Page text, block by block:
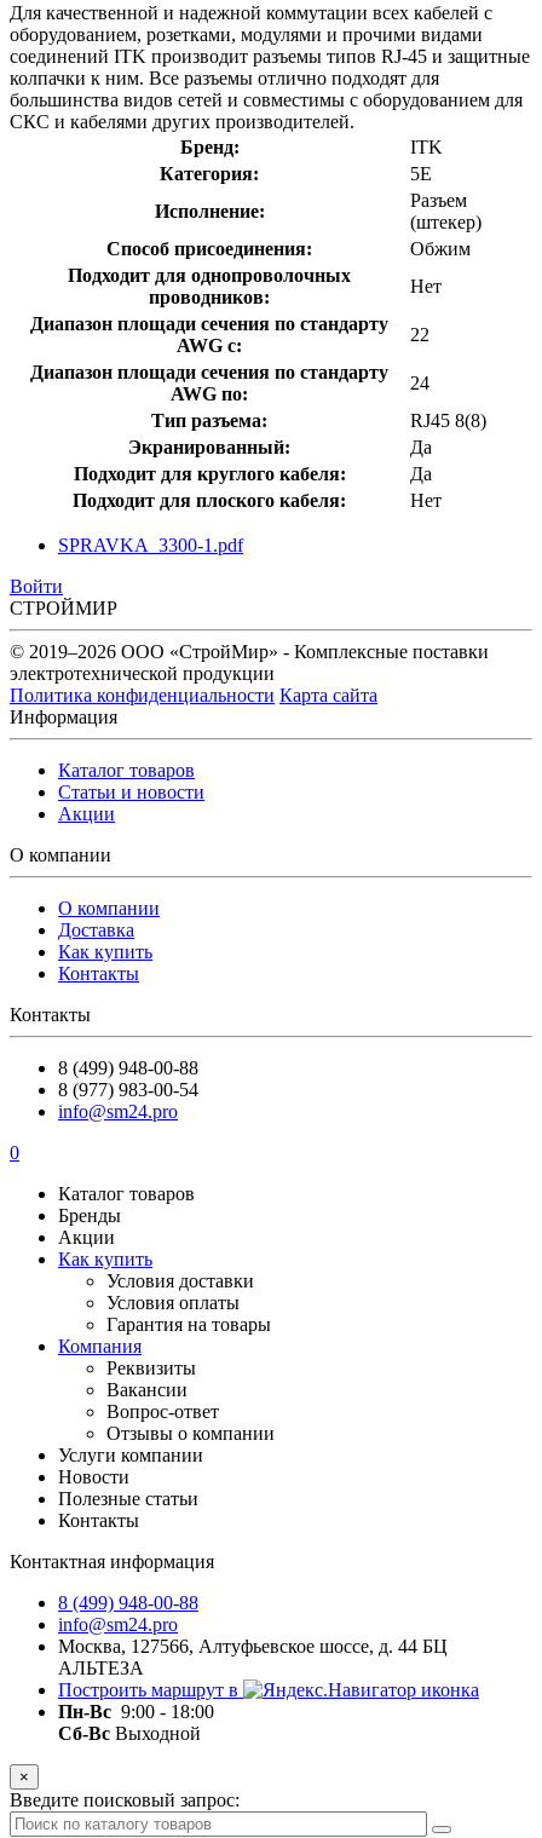
Для качественной и надежной коммутации всех кабелей с
оборудованием, розетками, модулями и прочими видами
соединений ITK производит разъемы типов RJ-45 и защитные
колпачки к ним. Все разъемы отлично подходят для
большинства видов сетей и совместимы с оборудованием для
СКС и кабелями других производителей.
Бренд:
ITK
Категория:
5E
Исполнение:
Разъем
(штекер)
Способ присоединения:
Обжим
Подходит для однопроволочных
проводников:
Нет
Диапазон площади сечения по стандарту
AWG с:
22
Диапазон площади сечения по стандарту
AWG по:
24
Тип разъема:
RJ45 8(8)
Экранированный:
Да
Подходит для круглого кабеля:
Да
Подходит для плоского кабеля:
Нет
SPRAVKA_3300-1.pdf
Войти
СТРОЙМИР
© 2019–2026 ООО «СтройМир» - Комплексные поставки
электротехнической продукции
Политика конфиденциальности Карта сайта
Информация
Каталог товаров
Статьи и новости
Акции
О компании
О компании
Доставка
Как купить
Контакты
Контакты
8 (499) 948-00-88
8 (977) 983-00-54
info@sm24.pro
0
Каталог товаров
Бренды
Акции
Как купить
Условия доставки
Условия оплаты
Гарантия на товары
Компания
Реквизиты
Вакансии
Вопрос-ответ
Отзывы о компании
Услуги компании
Новости
Полезные статьи
Контакты
Контактная информация
8 (499) 948-00-88
info@sm24.pro
Москва, 127566, Алтуфьевское шоссе, д. 44 БЦ
АЛЬТЕЗА
Построить маршрут в
Пн-Вс 9:00 - 18:00
Сб-Вс Выходной
×
Введите поисковый запрос: